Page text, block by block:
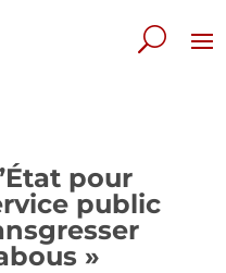
pour
public
»